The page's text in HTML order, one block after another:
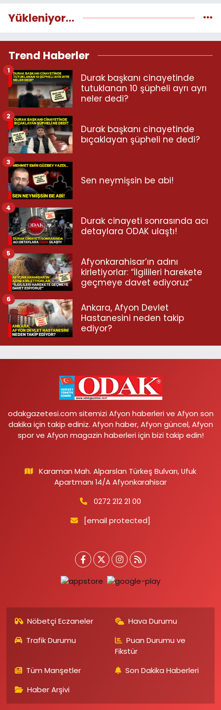
Yükleniyor...
Trend Haberler
Durak başkanı cinayetinde
tutuklanan 10 şüpheli ayrı ayrı
neler dedi?
1
Durak başkanı cinayetinde
bıçaklayan şüpheli ne dedi?
2
Sen neymişsin be abi!
3
Durak cinayeti sonrasında acı
detaylara ODAK ulaştı!
4
Afyonkarahisar’ın adını
kirletiyorlar: “İlgilileri harekete
geçmeye davet ediyoruz”
5
Ankara, Afyon Devlet
Hastanesini neden takip
ediyor?
6
odakgazetesi.com sitemizi Afyon haberleri ve Afyon son
dakika için takip ediniz. Afyon haber, Afyon güncel, Afyon
spor ve Afyon magazin haberleri için bizi takip edin!
Karaman Mah. Alparslan Türkeş Bulvarı, Ufuk
Apartmanı 14/A Afyonkarahisar
0272 212 21 00
[email protected]
Nöbetçi Eczaneler
Hava Durumu
Trafik Durumu
Puan Durumu ve
Fikstür
Tüm Manşetler
Son Dakika Haberleri
Haber Arşivi